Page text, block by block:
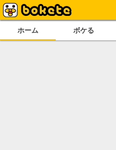
ホーム ボケる